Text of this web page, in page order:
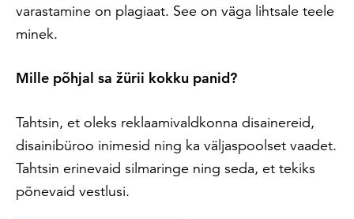
varastamine on plagiaat. See on väga lihtsale teele
minek.
Mille põhjal sa žürii kokku panid?
Tahtsin, et oleks reklaamivaldkonna disainereid,
disainibüroo inimesid ning ka väljaspoolset vaadet.
Tahtsin erinevaid silmaringe ning seda, et tekiks
põnevaid vestlusi.